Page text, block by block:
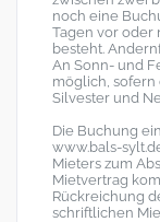
noch eine
Tagen vor oder
besteht.
An Sonn- und
möglich, sofern
Silvester und
Die Buchung
www.bals-
Mieters zum
Mietvertrag
Rückreichung
schriftlichen